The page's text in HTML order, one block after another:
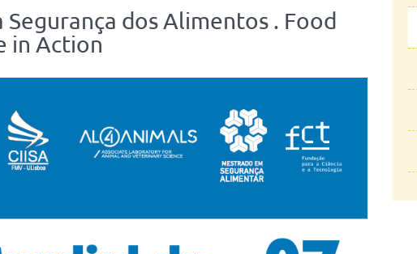
Segurança dos Alimentos . Food
in Action